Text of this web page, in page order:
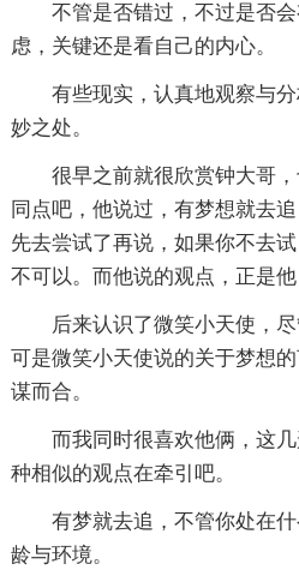
不管是否错过，不过是否
虑，关键还是看自己的内心。
有些现实，认真地观察与
妙之处。
很早之前就很欣赏钟大哥
同点吧，他说过，有梦想就去
先去尝试了再说，如果你不去
不可以。而他说的观点，正是他
后来认识了微笑小天使，
可是微笑小天使说的关于梦想
谋而合。
而我同时很喜欢他俩，这
种相似的观点在牵引吧。
有梦就去追，不管你处在
龄与环境。